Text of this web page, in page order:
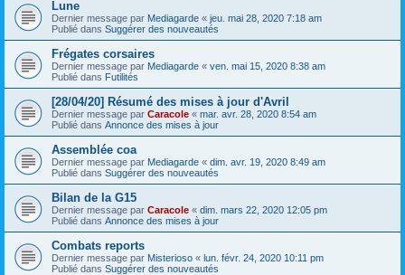
Lune
Dernier message par Mediagarde « jeu. mai 28, 2020 7:18 am
Publié dans Suggérer des nouveautés
Frégates corsaires
Dernier message par Mediagarde « ven. mai 15, 2020 8:38 am
Publié dans Futilités
[28/04/20] Résumé des mises à jour d'Avril
Dernier message par Caracole « mar. avr. 28, 2020 8:54 am
Publié dans Annonce des mises à jour
Assemblée coa
Dernier message par Mediagarde « dim. avr. 19, 2020 8:49 am
Publié dans Suggérer des nouveautés
Bilan de la G15
Dernier message par Caracole « dim. mars 22, 2020 12:05 pm
Publié dans Annonce des mises à jour
Combats reports
Dernier message par Misterioso « lun. févr. 24, 2020 10:11 pm
Publié dans Suggérer des nouveautés